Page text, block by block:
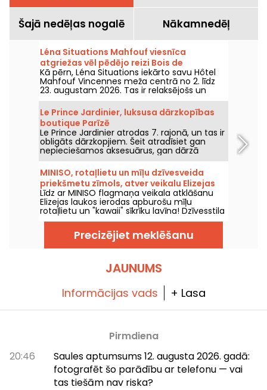
Šajā nedēļas nogalē Nākamnedēļ
Léna Situations Mahfouf viesnīca
atgriežas vēl pēdējo reizi Bois de
Vincennes sirdī
Kā pērn, Léna Situations iekārto savu Hôtel
Mahfouf Vincennes meža centrā no 2. līdz
23. augustam 2026. Tas ir relaksējošs un
vasarīgs pasākums – starp augustā
publicētajiem vlogiem, iepirkšanos,
veģetāros gardumus un atpūtu ar
nostaļģijas pieskārienu.
Le Prince Jardinier, luksusa dārzkopības
boutique Parīzē
Le Prince Jardinier atrodas 7. rajonā, un tas ir
obligāts dārzkopjiem. Šeit atradīsiet gan
nepieciešamos aksesuārus, gan dārzā
valkājamos dungriņus un sēklas, ko sēt...
Butikā tiek popularizēta dārzkopības māksla.
MINISO, rotaļlietu un mīļu dzīvesveida
priekšmetu zīmols, atver veikalu Elizejas
laukos
Līdz ar MINISO flagmaņa veikala atklāšanu
Elizejas laukos ierodas apburošu mīļu
rotaļlietu un "kawaii" sīkrīku lavīna! Dzīvesstila
zīmola lielākais veikals aicina mīļu rotaļlietu
cienītājus un iemīļotus kolekcionārus (no
jauna) atklāt neatvairāmos izstrādājumus,
izmantojot dažādus visumus un sadarbības.
Precizējiet meklēšanu
JAUNUMS
Informācijas vads + Lasa
Pirmdiena
20:46
Saules aptumsums 12. augusta 2026. gadā:
fotografēt šo parādību ar telefonu — vai
tas tiešām nav riska?